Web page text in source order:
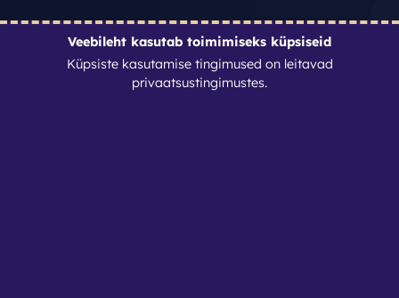
Kontaktid
Renditöökoda OÜ
Veebileht kasutab toimimiseks küpsiseid
Küpsiste kasutamise tingimused on leitavad
privaatsustingimustes.